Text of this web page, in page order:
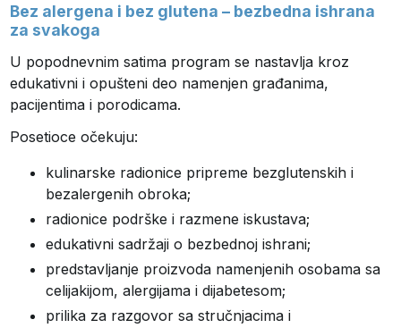
Bez alergena i bez glutena – bezbedna ishrana
za svakoga
U popodnevnim satima program se nastavlja kroz
edukativni i opušteni deo namenjen građanima,
pacijentima i porodicama.
Posetioce očekuju:
kulinarske radionice pripreme bezglutenskih i
bezalergenih obroka;
radionice podrške i razmene iskustava;
edukativni sadržaji o bezbednoj ishrani;
predstavljanje proizvoda namenjenih osobama sa
celijakijom, alergijama i dijabetesom;
prilika za razgovor sa stručnjacima i